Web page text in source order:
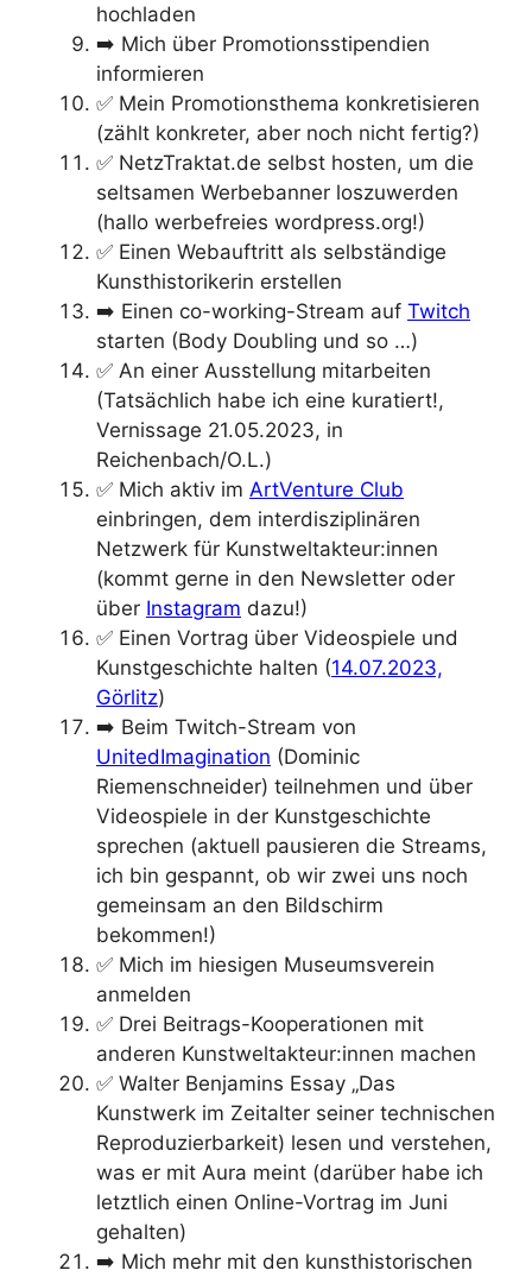
hochladen
➡️ Mich über Promotionsstipendien
informieren
✅ Mein Promotionsthema konkretisieren
(zählt konkreter, aber noch nicht fertig?)
✅ NetzTraktat.de selbst hosten, um die
seltsamen Werbebanner loszuwerden
(hallo werbefreies wordpress.org!)
✅ Einen Webauftritt als selbständige
Kunsthistorikerin erstellen
➡️ Einen co-working-Stream auf Twitch
starten (Body Doubling und so …)
✅ An einer Ausstellung mitarbeiten
(Tatsächlich habe ich eine kuratiert!,
Vernissage 21.05.2023, in
Reichenbach/O.L.)
✅ Mich aktiv im ArtVenture Club
einbringen, dem interdisziplinären
Netzwerk für Kunstweltakteur:innen
(kommt gerne in den Newsletter oder
über Instagram dazu!)
✅ Einen Vortrag über Videospiele und
Kunstgeschichte halten (14.07.2023,
Görlitz)
➡️ Beim Twitch-Stream von
UnitedImagination (Dominic
Riemenschneider) teilnehmen und über
Videospiele in der Kunstgeschichte
sprechen (aktuell pausieren die Streams,
ich bin gespannt, ob wir zwei uns noch
gemeinsam an den Bildschirm
bekommen!)
✅ Mich im hiesigen Museumsverein
anmelden
✅ Drei Beitrags-Kooperationen mit
anderen Kunstweltakteur:innen machen
✅ Walter Benjamins Essay „Das
Kunstwerk im Zeitalter seiner technischen
Reproduzierbarkeit) lesen und verstehen,
was er mit Aura meint (darüber habe ich
letztlich einen Online-Vortrag im Juni
gehalten)
➡️ Mich mehr mit den kunsthistorischen